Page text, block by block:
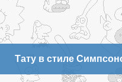
Тату в стиле